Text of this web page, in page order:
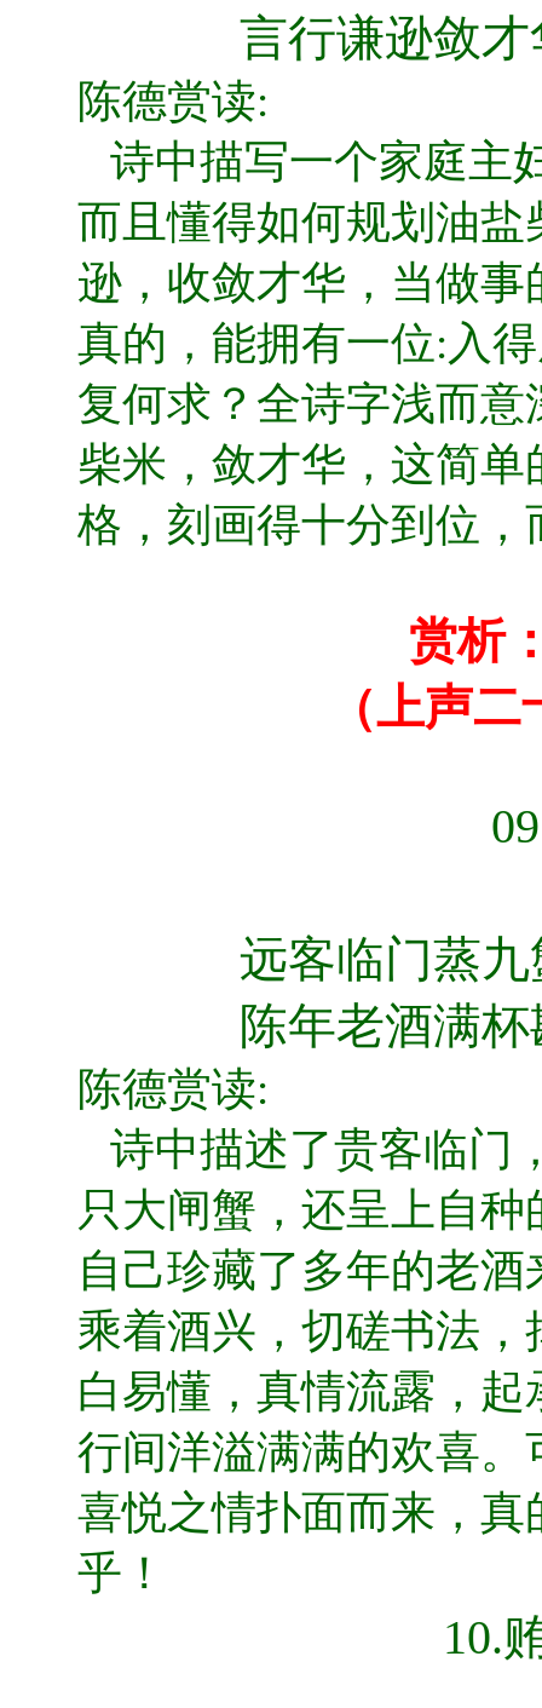
言行谦逊敛
陈德赏读:
诗中描写一个家庭主
而且懂得如何规划油
逊，收敛才华，当做
真的，能拥有一位:入
复何求？全诗字浅而
柴米，敛才华，这简
格，刻画得十分到位，
赏析
（上声
远客临门蒸
陈年老酒满
陈德赏读:
诗中描述了贵客临门
只大闸蟹，还呈上自
自己珍藏了多年的老
乘着酒兴，切磋书法
白易懂，真情流露，
行间洋溢满满的欢喜
喜悦之情扑面而来，
乎！
10.